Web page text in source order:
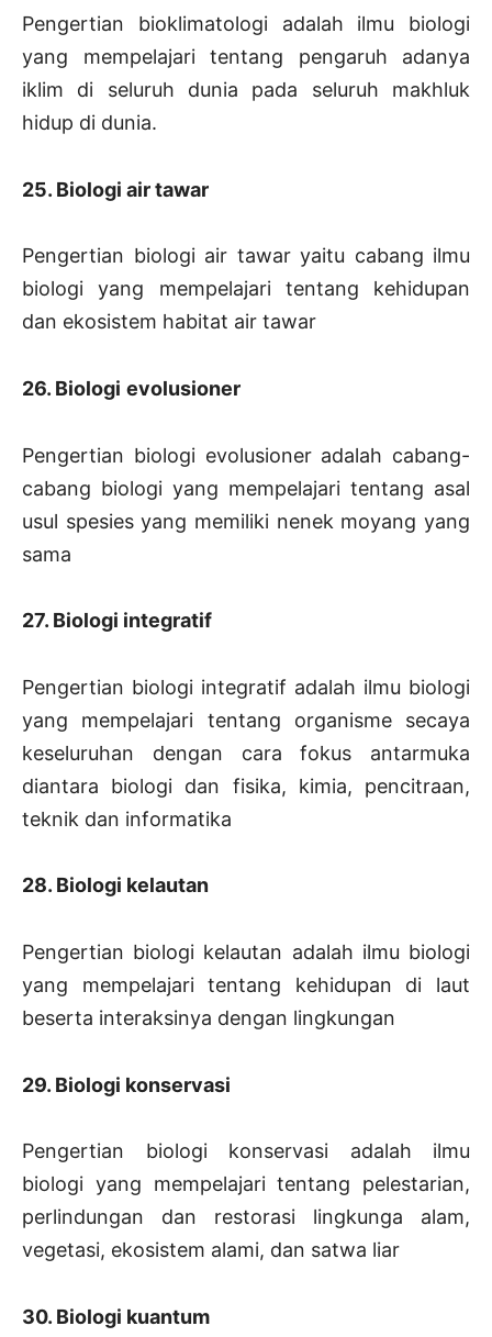
Pengertian bioklimatologi adalah ilmu biologi
yang mempelajari tentang pengaruh adanya
iklim di seluruh dunia pada seluruh makhluk
hidup di dunia.
25. Biologi air tawar
Pengertian biologi air tawar yaitu cabang ilmu
biologi yang mempelajari tentang kehidupan
dan ekosistem habitat air tawar
26. Biologi evolusioner
Pengertian biologi evolusioner adalah cabang-
cabang biologi yang mempelajari tentang asal
usul spesies yang memiliki nenek moyang yang
sama
27. Biologi integratif
Pengertian biologi integratif adalah ilmu biologi
yang mempelajari tentang organisme secaya
keseluruhan dengan cara fokus antarmuka
diantara biologi dan fisika, kimia, pencitraan,
teknik dan informatika
28. Biologi kelautan
Pengertian biologi kelautan adalah ilmu biologi
yang mempelajari tentang kehidupan di laut
beserta interaksinya dengan lingkungan
29. Biologi konservasi
Pengertian biologi konservasi adalah ilmu
biologi yang mempelajari tentang pelestarian,
perlindungan dan restorasi lingkunga alam,
vegetasi, ekosistem alami, dan satwa liar
30. Biologi kuantum